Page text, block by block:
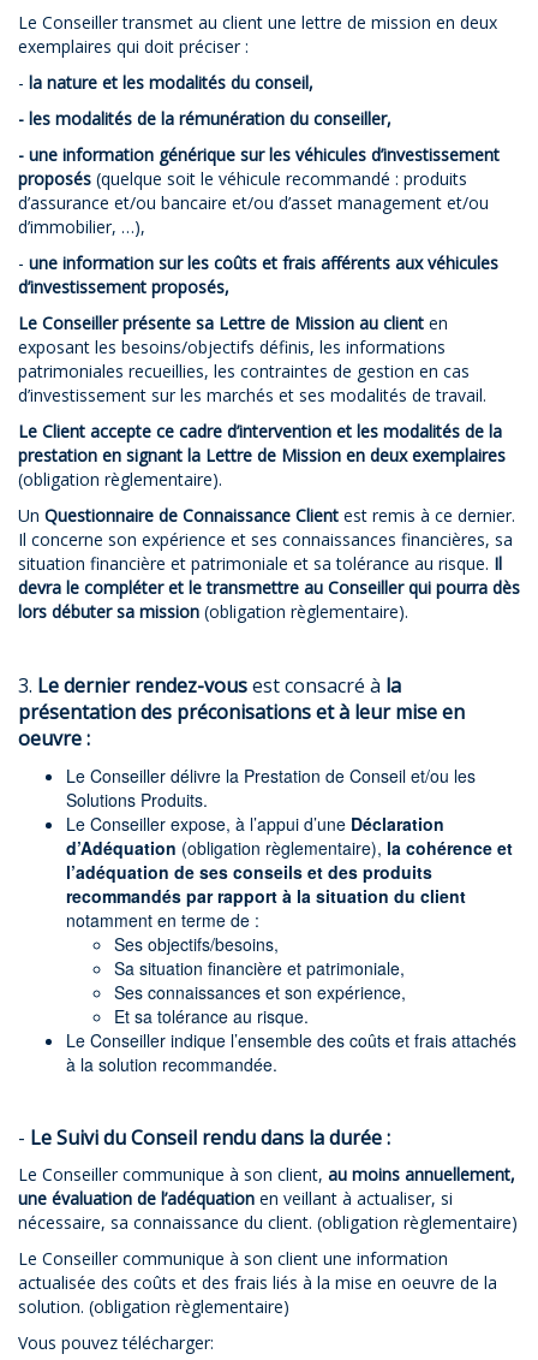
Le Conseiller transmet au client une lettre de mission en deux
exemplaires qui doit préciser :
- la nature et les modalités du conseil,
- les modalités de la rémunération du conseiller,
- une information générique sur les véhicules d’investissement
proposés (quelque soit le véhicule recommandé : produits
d’assurance et/ou bancaire et/ou d’asset management et/ou
d’immobilier, …),
- une information sur les coûts et frais afférents aux véhicules
d’investissement proposés,
Le Conseiller présente sa Lettre de Mission au client en
exposant les besoins/objectifs définis, les informations
patrimoniales recueillies, les contraintes de gestion en cas
d’investissement sur les marchés et ses modalités de travail.
Le Client accepte ce cadre d’intervention et les modalités de la
prestation en signant la Lettre de Mission en deux exemplaires
(obligation règlementaire).
Un Questionnaire de Connaissance Client est remis à ce dernier.
Il concerne son expérience et ses connaissances financières, sa
situation financière et patrimoniale et sa tolérance au risque. Il
devra le compléter et le transmettre au Conseiller qui pourra dès
lors débuter sa mission (obligation règlementaire).
3. Le dernier rendez-vousest consacré à la
présentation des préconisations et à leur mise en
oeuvre :
Le Conseiller délivre la Prestation de Conseil et/ou les
Solutions Produits.
Le Conseiller expose, à l’appui d’une Déclaration
d’Adéquation (obligation règlementaire), la cohérence et
l’adéquation de ses conseils et des produits
recommandés par rapport à la situation du client
notamment en terme de :
Ses objectifs/besoins,
Sa situation financière et patrimoniale,
Ses connaissances et son expérience,
Et sa tolérance au risque.
Le Conseiller indique l’ensemble des coûts et frais attachés
à la solution recommandée.
- Le Suivi du Conseil rendu dans la durée :
Le Conseiller communique à son client, au moins annuellement,
une évaluation de l’adéquation en veillant à actualiser, si
nécessaire, sa connaissance du client. (obligation règlementaire)
Le Conseiller communique à son client une information
actualisée des coûts et des frais liés à la mise en oeuvre de la
solution. (obligation règlementaire)
Vous pouvez télécharger: